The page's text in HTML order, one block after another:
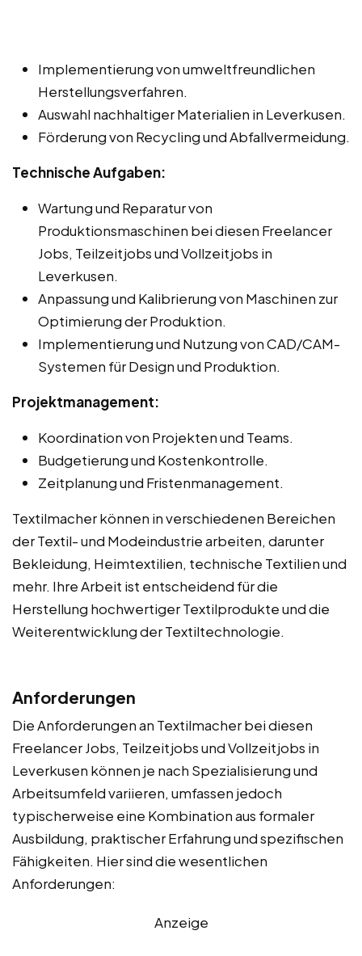
Implementierung von umweltfreundlichen
Herstellungsverfahren.
Auswahl nachhaltiger Materialien in Leverkusen.
Förderung von Recycling und Abfallvermeidung.
Technische Aufgaben:
Wartung und Reparatur von
Produktionsmaschinen bei diesen Freelancer
Jobs, Teilzeitjobs und Vollzeitjobs in
Leverkusen.
Anpassung und Kalibrierung von Maschinen zur
Optimierung der Produktion.
Implementierung und Nutzung von CAD/CAM-
Systemen für Design und Produktion.
Projektmanagement:
Koordination von Projekten und Teams.
Budgetierung und Kostenkontrolle.
Zeitplanung und Fristenmanagement.
Textilmacher können in verschiedenen Bereichen
der Textil- und Modeindustrie arbeiten, darunter
Bekleidung, Heimtextilien, technische Textilien und
mehr. Ihre Arbeit ist entscheidend für die
Herstellung hochwertiger Textilprodukte und die
Weiterentwicklung der Textiltechnologie.
Anforderungen
Die Anforderungen an Textilmacher bei diesen
Freelancer Jobs, Teilzeitjobs und Vollzeitjobs in
Leverkusen können je nach Spezialisierung und
Arbeitsumfeld variieren, umfassen jedoch
typischerweise eine Kombination aus formaler
Ausbildung, praktischer Erfahrung und spezifischen
Fähigkeiten. Hier sind die wesentlichen
Anforderungen:
Anzeige